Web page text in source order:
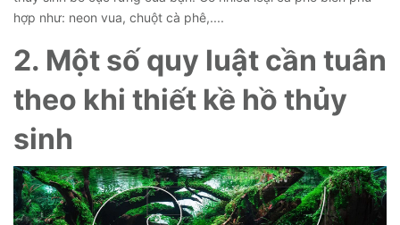
hợp như: neon vua, chuột cà phê,....
2. Một số quy luật cần tuân
theo khi thiết kề hồ thủy
sinh